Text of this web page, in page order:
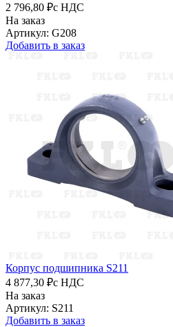
2 796,80 ₽с НДС
На заказ
Артикул: G208
Добавить в заказ
Корпус подшипника S211
4 877,30 ₽с НДС
На заказ
Артикул: S211
Добавить в заказ